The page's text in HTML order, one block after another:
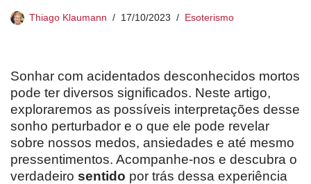
Thiago Klaumann 17/10/2023 Esoterismo
Sonhar com acidentados desconhecidos mortos
pode ter diversos significados. Neste artigo,
exploraremos as possíveis interpretações desse
sonho perturbador e o que ele pode revelar
sobre nossos medos, ansiedades e até mesmo
pressentimentos. Acompanhe-nos e descubra o
verdadeiro sentido por trás dessa experiência